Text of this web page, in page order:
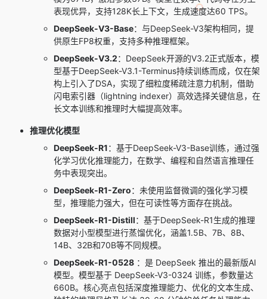
表现优异，支持128K长上下文，生成速度达60 TPS。
DeepSeek-V3-Base：与DeepSeek-V3架构相同，提
供原生FP8权重，支持多种推理框架。
DeepSeek-V3.2：DeepSeek开源的V3.2正式版本，模
型基于DeepSeek-V3.1-Terminus持续训练而成，仅在架
构上引入了DSA，实现了细粒度稀疏注意力机制，借助
闪电索引器（lightning indexer）高效选择关键信息，在
长文本训练和推理时大幅提高效率。
推理优化模型
DeepSeek-R1：基于DeepSeek-V3-Base训练，通过强
化学习优化推理能力，在数学、编程和自然语言推理任
务中表现突出。
DeepSeek-R1-Zero：未使用监督微调的强化学习模
型，推理能力强大，但在可读性等方面存在挑战。
DeepSeek-R1-Distill：基于DeepSeek-R1生成的推理
数据对小型模型进行蒸馏优化，涵盖1.5B、7B、8B、
14B、32B和70B等不同规模。
DeepSeek-R1-0528 ：是 DeepSeek 推出的最新版AI
模型。模型基于 DeepSeek-V3-0324 训练，参数量达
660B。核心亮点包括深度推理能力、优化的文本生成、